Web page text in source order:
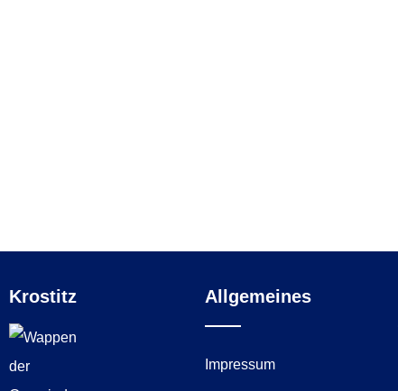
Krostitz Allgemeines
Impressum